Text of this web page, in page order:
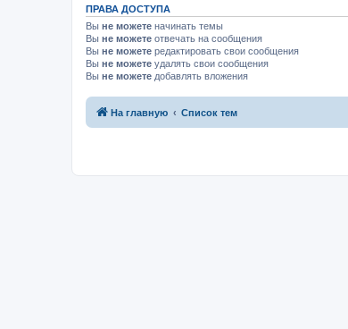
ПРАВА ДОСТУПА
Вы не можете начинать темы
Вы не можете отвечать на сообщения
Вы не можете редактировать свои сообщения
Вы не можете удалять свои сообщения
Вы не можете добавлять вложения
На главную Список тем